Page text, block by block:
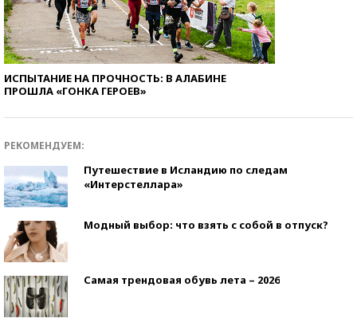
ИСПЫТАНИЕ НА ПРОЧНОСТЬ: В АЛАБИНЕ
ПРОШЛА «ГОНКА ГЕРОЕВ»
РЕКОМЕНДУЕМ:
Путешествие в Исландию по следам
«Интерстеллара»
Модный выбор: что взять с собой в отпуск?
Самая трендовая обувь лета – 2026